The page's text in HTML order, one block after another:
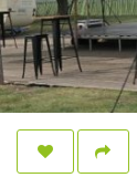
Événements
Manger
Boire
Dormir